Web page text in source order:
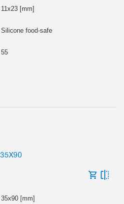
11x23 [mm]
Silicone food-safe
55
35x90 [mm]